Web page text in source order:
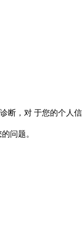
断，对 于您的个人
问题。